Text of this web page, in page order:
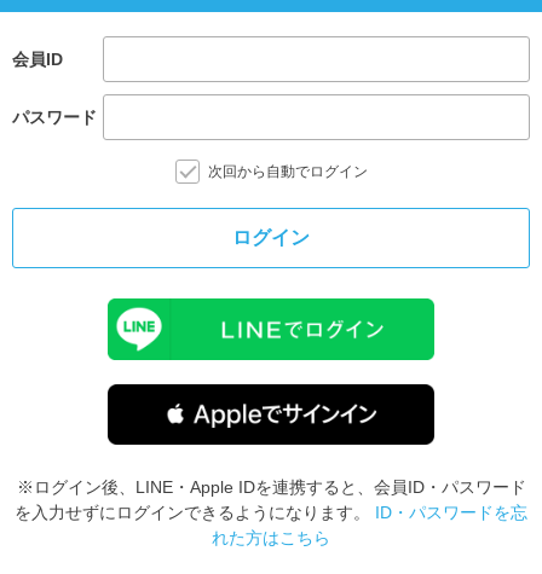
会員ID
パスワード
次回から自動でログイン
ログイン
※ログイン後、LINE・Apple IDを連携すると、会員ID・パスワード
を入力せずにログインできるようになります。 ID・パスワードを忘
れた方はこちら